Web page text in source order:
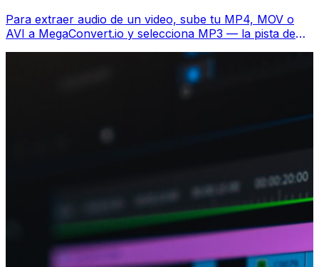
Para extraer audio de un video, sube tu MP4, MOV o
AVI a MegaConvert.io y selecciona MP3 — la pista de